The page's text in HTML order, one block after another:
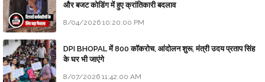
और बजट कोडिंग में हुए क्रांतिकारी बदलाव
8/04/2026 10:20:00 PM
DPI BHOPAL में 800 कॉकरोच, आंदोलन शुरू, मंत्री उदय प्रताप सिंह
के घर भी जाएंगे
8/07/2026 11:42:00 AM